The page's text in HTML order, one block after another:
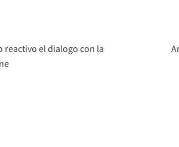
el dialogo con la